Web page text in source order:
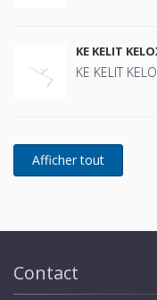
KE KELIT
KE KELIT
Contact